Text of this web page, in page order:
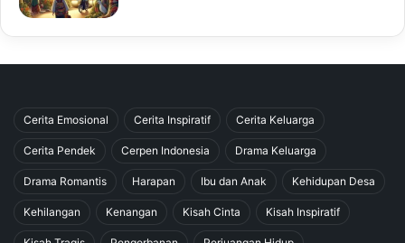
Cerita Emosional Cerita Inspiratif Cerita Keluarga
Cerita Pendek Cerpen Indonesia Drama Keluarga
Drama Romantis Harapan Ibu dan Anak Kehidupan Desa
Kehilangan Kenangan Kisah Cinta Kisah Inspiratif